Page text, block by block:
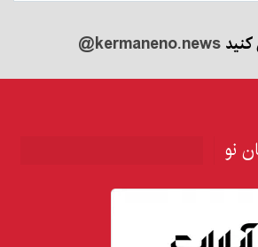
کنید@kermaneno.news
نو